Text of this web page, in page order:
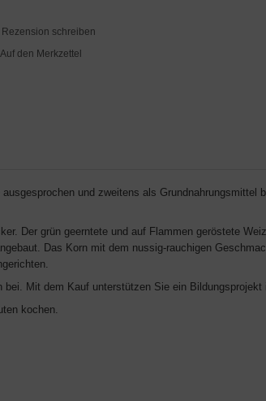
Rezension schreiben
ausgesprochen und zweitens als Grundnahrungsmittel
Der grün geerntete und auf Flammen geröstete
Das Korn mit dem nussig-rauchigen
Mit dem Kauf unterstützen Sie ein Bildungsprojekt
kochen.